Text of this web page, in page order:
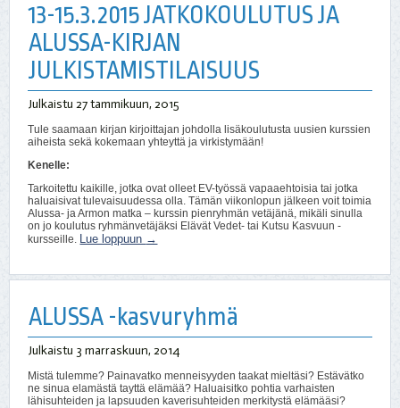
13-15.3.2015 JATKOKOULUTUS JA
ALUSSA-KIRJAN
JULKISTAMISTILAISUUS
Julkaistu27 tammikuun, 2015
Tule saamaan kirjan kirjoittajan johdolla lisäkoulutusta uusien kurssien
aiheista sekä kokemaan yhteyttä ja virkistymään!
Kenelle:
Tarkoitettu kaikille, jotka ovat olleet EV-työssä vapaaehtoisia tai jotka
haluaisivat tulevaisuudessa olla. Tämän viikonlopun jälkeen voit toimia
Alussa- ja Armon matka – kurssin pienryhmän vetäjänä, mikäli sinulla
on jo koulutus ryhmänvetäjäksi Elävät Vedet- tai Kutsu Kasvuun -
kursseille. Lue loppuun →
ALUSSA -kasvuryhmä
Julkaistu 3 marraskuun, 2014
Mistä tulemme? Painavatko menneisyyden taakat mieltäsi? Estävätko
ne sinua elamästä tayttä elämää? Haluaisitko pohtia varhaisten
lähisuhteiden ja lapsuuden kaverisuhteiden merkitystä elämääsi?